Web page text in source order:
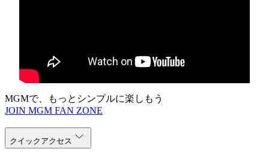
MGMで、もっとシンプルに楽しもう
JOIN MGM FAN ZONE
クイックアクセス